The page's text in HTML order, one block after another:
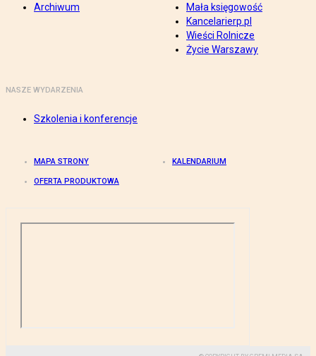
Archiwum
Mała księgowość
Kancelarierp.pl
Wieści Rolnicze
Życie Warszawy
NASZE WYDARZENIA
Szkolenia i konferencje
MAPA STRONY KALENDARIUM
OFERTA PRODUKTOWA